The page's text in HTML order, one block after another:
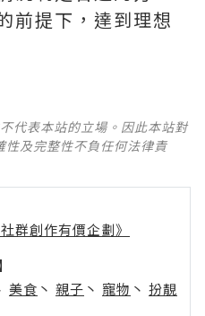
前提下，達到理想
代表本站的立場。因此本站對
及完整性不負任何法律責
群創作有價企劃》
美食 丶 親子 丶 寵物 丶 扮靚